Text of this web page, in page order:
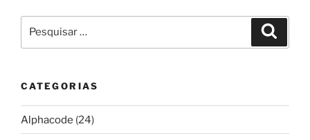
por:
CATEGORIAS
Alphacode (24)